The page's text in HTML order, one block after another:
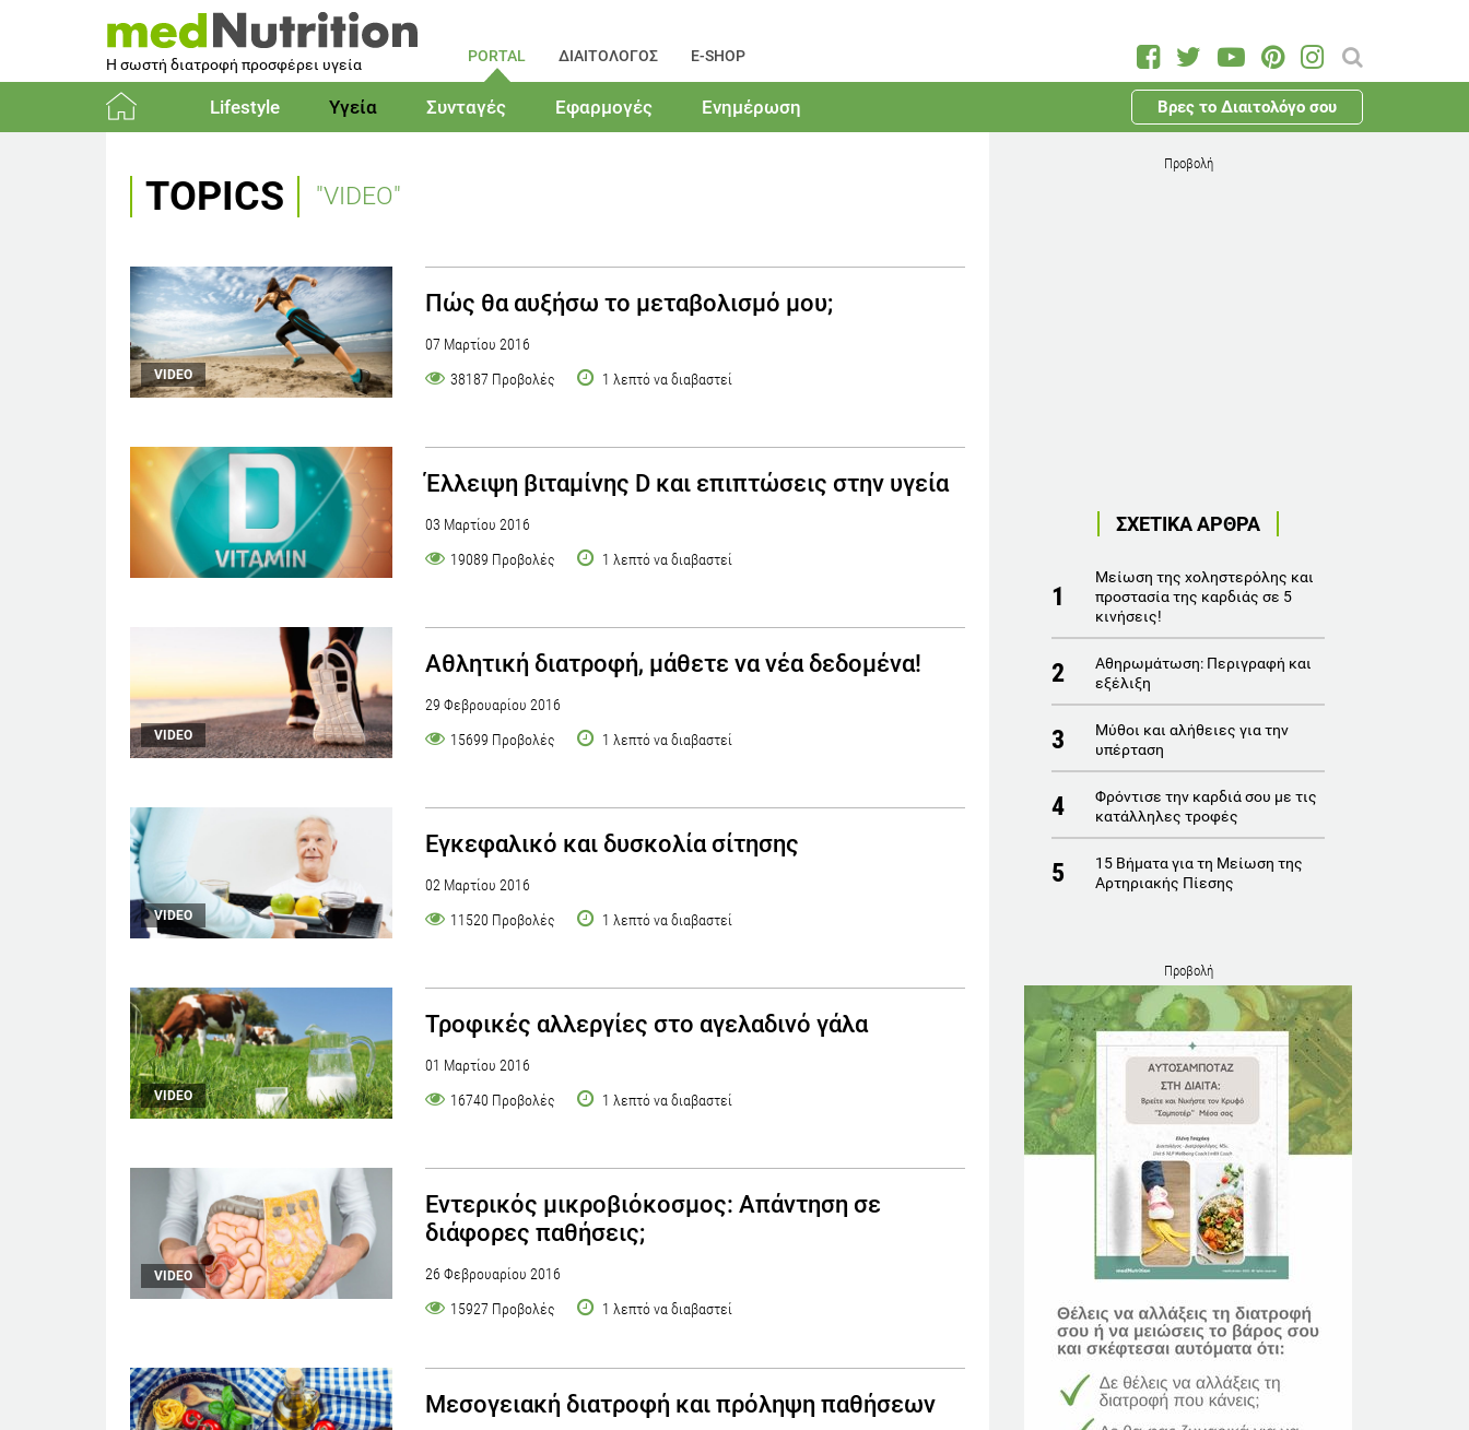
Η σωστή διατροφή προσφέρει υγεία PORTAL ΔΙΑΙΤΟΛΟΓΟΣ E-SHOP
Lifestyle Υγεία Συνταγές Εφαρμογές Ενημέρωση Βρες το Διαιτολόγο σου
TOPICS "VIDEO"
VIDEO
Πώς θα αυξήσω το μεταβολισμό μου;
07 Μαρτίου 2016
38187 Προβολές
1 λεπτό να διαβαστεί
Έλλειψη βιταμίνης D και επιπτώσεις στην υγεία
03 Μαρτίου 2016
19089 Προβολές
1 λεπτό να διαβαστεί
VIDEO
Αθλητική διατροφή, μάθετε να νέα δεδομένα!
29 Φεβρουαρίου 2016
15699 Προβολές
1 λεπτό να διαβαστεί
VIDEO
Εγκεφαλικό και δυσκολία σίτησης
02 Μαρτίου 2016
11520 Προβολές
1 λεπτό να διαβαστεί
VIDEO
Τροφικές αλλεργίες στο αγελαδινό γάλα
01 Μαρτίου 2016
16740 Προβολές
1 λεπτό να διαβαστεί
VIDEO
Εντερικός μικροβιόκοσμος: Απάντηση σε
διάφορες παθήσεις;
26 Φεβρουαρίου 2016
15927 Προβολές
1 λεπτό να διαβαστεί
Μεσογειακή διατροφή και πρόληψη παθήσεων
Προβολή
ΣΧΕΤΙΚΑ ΑΡΘΡΑ
1
Μείωση της χοληστερόλης και
προστασία της καρδιάς σε 5
κινήσεις!
2
Αθηρωμάτωση: Περιγραφή και
εξέλιξη
3
Μύθοι και αλήθειες για την
υπέρταση
4
Φρόντισε την καρδιά σου με τις
κατάλληλες τροφές
5
15 Βήματα για τη Μείωση της
Αρτηριακής Πίεσης
Προβολή